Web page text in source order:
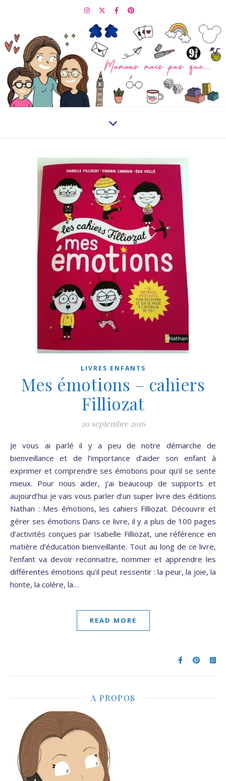
LIVRES ENFANTS
Mes émotions – cahiers
Filliozat
20 septembre 2016
Je vous ai parlé il y a peu de notre démarche de
bienveillance et de l’importance d’aider son enfant à
exprimer et comprendre ses émotions pour qu’il se sente
mieux. Pour nous aider, j’ai beaucoup de supports et
aujourd’hui je vais vous parler d’un super livre des éditions
Nathan : Mes émotions, les cahiers Filliozat. Découvrir et
gérer ses émotions Dans ce livre, il y a plus de 100 pages
d’activités conçues par Isabelle Filliozat, une référence en
matière d’éducation bienveillante. Tout au long de ce livre,
l’enfant va devoir reconnaitre, nommer et apprendre les
différentes émotions qu’il peut ressentir : la peur, la joie, la
honte, la colère, la…
READ MORE
A PROPOS